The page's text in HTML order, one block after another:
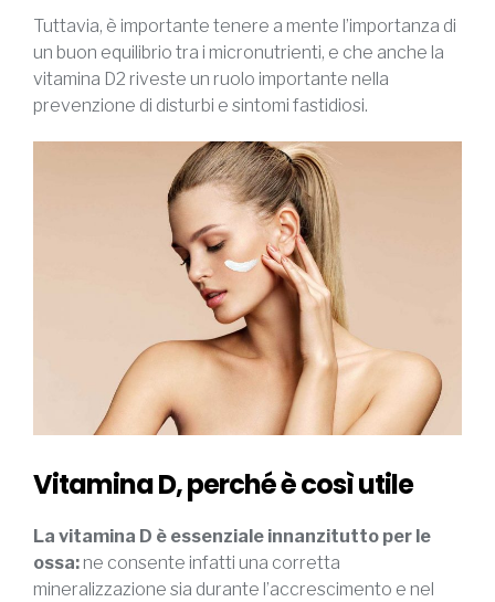
Tuttavia, è importante tenere a mente l’importanza di
un buon equilibrio tra i micronutrienti, e che anche la
vitamina D2 riveste un ruolo importante nella
prevenzione di disturbi e sintomi fastidiosi.
Vitamina D, perché è così utile
La vitamina D è essenziale innanzitutto per le
ossa: ne consente infatti una corretta
mineralizzazione sia durante l’accrescimento e nel